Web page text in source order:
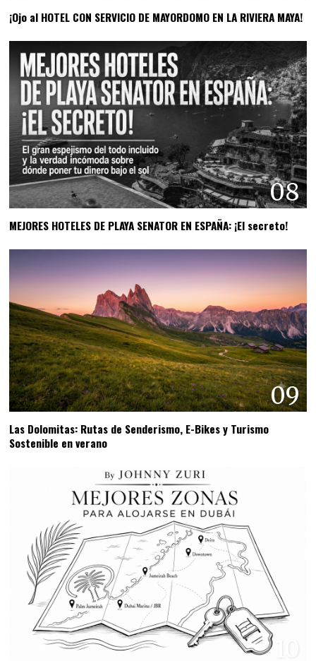
¡Ojo al HOTEL CON SERVICIO DE MAYORDOMO EN LA RIVIERA MAYA!
08
MEJORES HOTELES DE PLAYA SENATOR EN ESPAÑA: ¡El secreto!
09
Las Dolomitas: Rutas de Senderismo, E-Bikes y Turismo
Sostenible en verano